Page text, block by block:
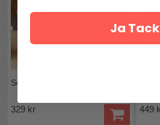
Sockerkaksform kugelhopf
329 kr 449
Ja Tack